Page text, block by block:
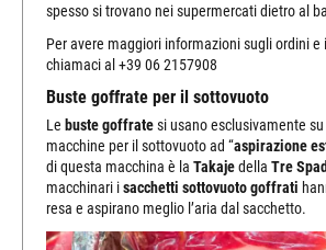
spesso si trovano nei supermercati dietro al
Per avere maggiori informazioni sugli ordini
chiamaci al +39 06 2157908
Buste goffrate per il sottovuoto
Le buste goffratesi usano esclusivamente
macchine per il sottovuoto ad “aspirazione
di questa macchina è la Takajedella Tre
macchinari isacchetti sottovuoto goffrati
resa e aspirano meglio l’aria dal sacchetto.